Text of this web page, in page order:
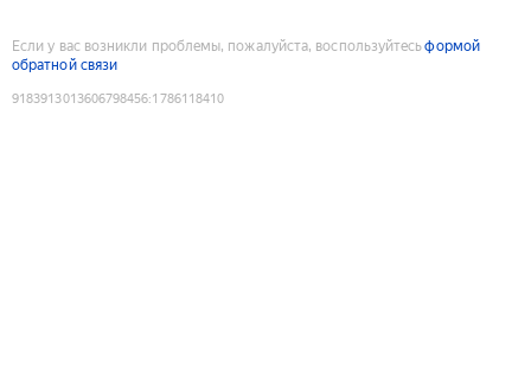
Если у вас возникли проблемы, пожалуйста, воспользуйтесьформой
обратной связи
9183913013606798456:1786118410